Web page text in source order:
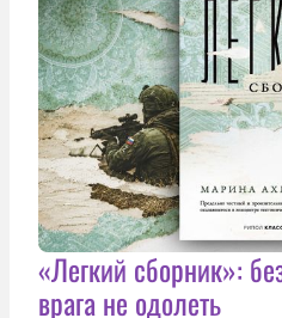
«Легкий сборник»:
врага не одолеть